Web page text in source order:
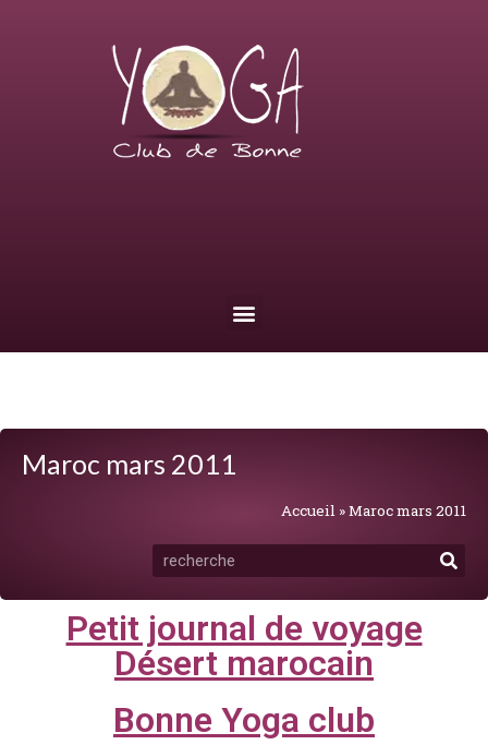
Maroc mars 2011
Accueil »Maroc mars 2011
Petit journal de voyage
Désert marocain
Bonne Yoga club